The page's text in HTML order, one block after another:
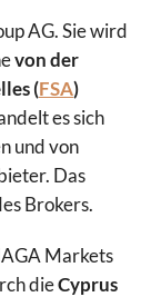
AG. Sie wird
von der
(FSA)
es sich
und von
Das
Brokers.
Markets
dieCyprus